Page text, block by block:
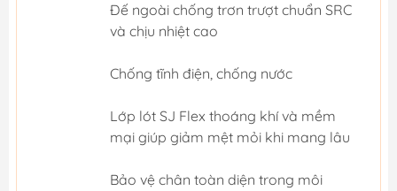
Đế ngoài chống trơn trượt chuẩn SRC
và chịu nhiệt cao
Chống tĩnh điện, chống nước
Lớp lót SJ Flex thoáng khí và mềm
mại giúp giảm mệt mỏi khi mang lâu
Bảo vệ chân toàn diện trong môi